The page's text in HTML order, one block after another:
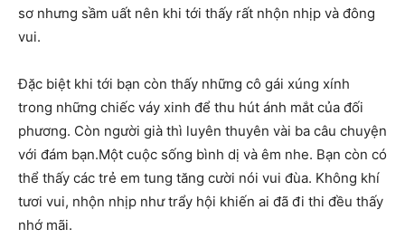
sơ nhưng sầm uất nên khi tới thấy rất nhộn nhịp và đông
vui.
Đặc biệt khi tới bạn còn thấy những cô gái xúng xính
trong những chiếc váy xinh để thu hút ánh mắt của đối
phương. Còn người già thì luyên thuyên vài ba câu chuyện
với đám bạn.Một cuộc sống bình dị và êm nhe. Bạn còn có
thể thấy các trẻ em tung tăng cười nói vui đùa. Không khí
tươi vui, nhộn nhịp như trẩy hội khiến ai đã đi thi đều thấy
nhớ mãi.